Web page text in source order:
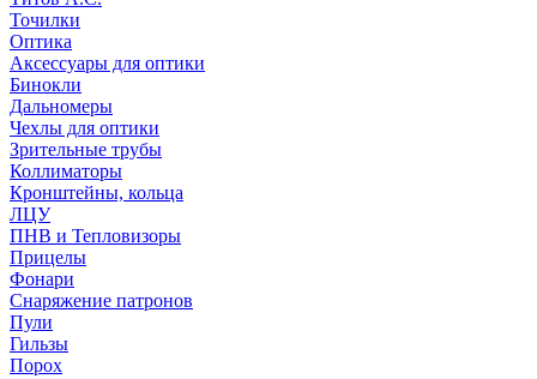
Точилки
Оптика
Аксессуары для оптики
Бинокли
Дальномеры
Чехлы для оптики
Зрительные трубы
Коллиматоры
Кронштейны, кольца
ЛЦУ
ПНВ и Тепловизоры
Прицелы
Фонари
Снаряжение патронов
Пули
Гильзы
Порох